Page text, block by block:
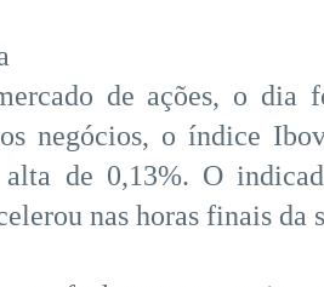
de ações, o dia
negócios, o índice
de 0,13%. O
nas horas finais da